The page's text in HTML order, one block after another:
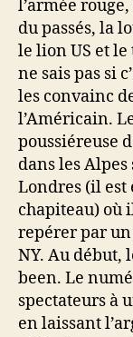
l’armée
du passés, la
le lion US et le
ne sais pas si
les convainc
l’Américain.
poussiéreuse
dans les
Londres (il
chapiteau) où
repérer par
NY. Au début,
been. Le
spectateurs à
en laissant